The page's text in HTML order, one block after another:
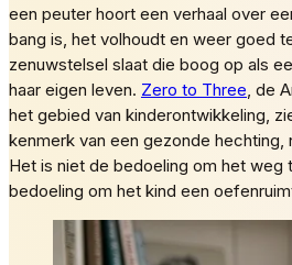
een peuter hoort een verhaal over
bang is, het volhoudt en weer goed
zenuwstelsel slaat die boog op als
haar eigen leven. Zero to Three , de
het gebied van kinderontwikkeling,
kenmerk van een gezonde hechting,
Het is niet de bedoeling om het weg
bedoeling om het kind een